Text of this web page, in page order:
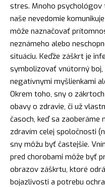
stres. Mnoho psychológov
naše nevedomie
môže naznačovať
neznámeho alebo
situáciu. Keďže záškrt je
symbolizovať vnútorný boj,
negatívnymi myšlienkami
Okrem toho, sny o
obavy o zdravie, či už
časoch, keď sa
zdravím celej spoločnosti
sny môžu byť častejšie.
pred chorobami môže byť
obrazov záškrtu, ktoré
bojazlivosti a potrebu